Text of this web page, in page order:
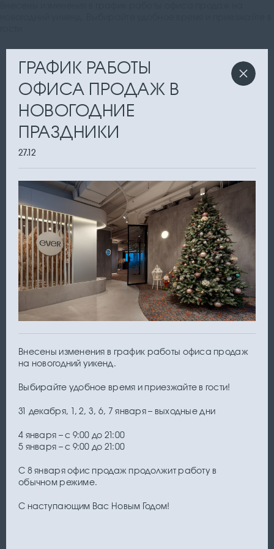
ГРАФИК РАБОТЫ
ОФИСА ПРОДАЖ В
НОВОГОДНИЕ
ПРАЗДНИКИ
27.12
Внесены изменения в график работы офиса продаж
на новогодний уикенд.
Выбирайте удобное время и приезжайте в гости!
31 декабря, 1, 2, 3, 6, 7 января – выходные дни
4 января – с 9:00 до 21:00
5 января – с 9:00 до 21:00
С 8 января офис продаж продолжит работу в
обычном режиме.
С наступающим Вас Новым Годом!